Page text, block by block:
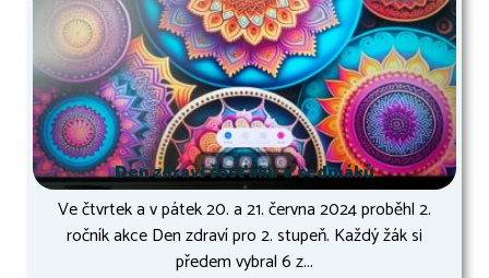
Den zdraví šesťáků a sedmáků
Ve čtvrtek a v pátek 20. a 21. června 2024 proběhl 2.
ročník akce Den zdraví pro 2. stupeň. Každý žák si
předem vybral 6 z...